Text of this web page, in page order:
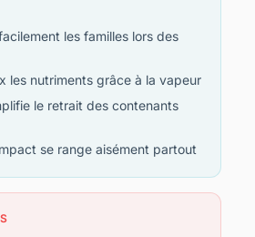
les familles lors des
les nutriments grâce à la vapeur
le retrait des contenants
se range aisément partout